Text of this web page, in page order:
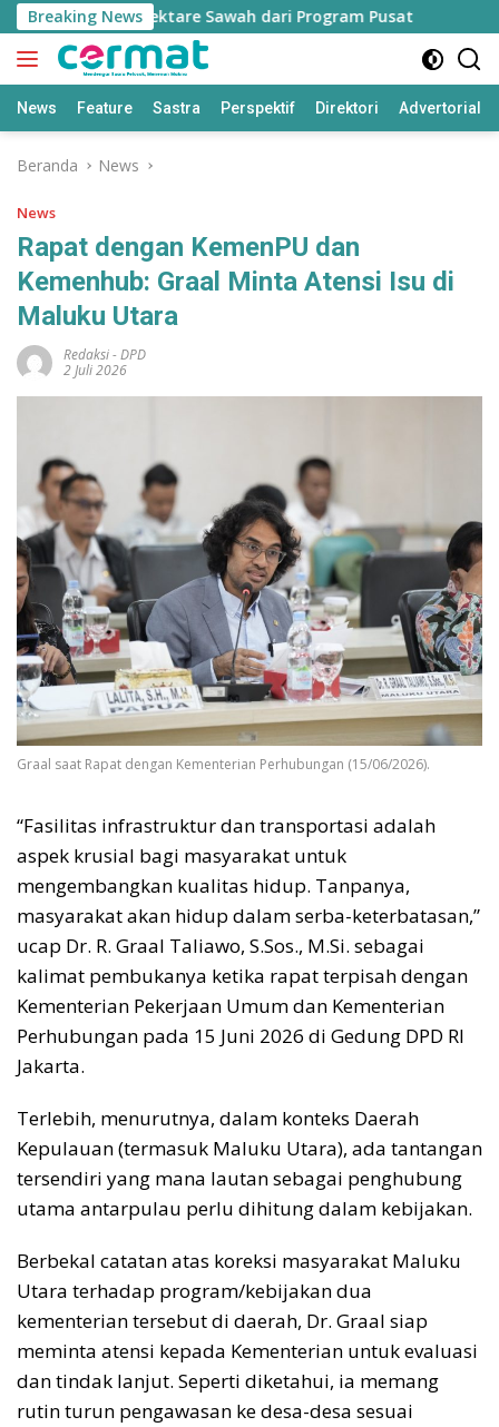
Langsung
ke
konten
Breaking News
7.500 Hektare Sawah dari Program Pusat
News Feature Sastra Perspektif Direktori Advertorial
Beranda News
News
Rapat dengan KemenPU dan
Kemenhub: Graal Minta Atensi Isu di
Maluku Utara
Redaksi-DPD
2 Juli 2026
Graal saat Rapat dengan Kementerian Perhubungan (15/06/2026).
“Fasilitas infrastruktur dan transportasi adalah
aspek krusial bagi masyarakat untuk
mengembangkan kualitas hidup. Tanpanya,
masyarakat akan hidup dalam serba-keterbatasan,”
ucap Dr. R. Graal Taliawo, S.Sos., M.Si. sebagai
kalimat pembukanya ketika rapat terpisah dengan
Kementerian Pekerjaan Umum dan Kementerian
Perhubungan pada 15 Juni 2026 di Gedung DPD RI
Jakarta.
Terlebih, menurutnya, dalam konteks Daerah
Kepulauan (termasuk Maluku Utara), ada tantangan
tersendiri yang mana lautan sebagai penghubung
utama antarpulau perlu dihitung dalam kebijakan.
Berbekal catatan atas koreksi masyarakat Maluku
Utara terhadap program/kebijakan dua
kementerian tersebut di daerah, Dr. Graal siap
meminta atensi kepada Kementerian untuk evaluasi
dan tindak lanjut. Seperti diketahui, ia memang
rutin turun pengawasan ke desa-desa sesuai